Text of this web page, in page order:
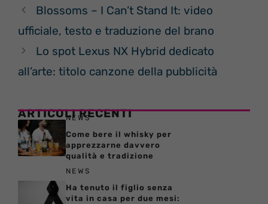
Blossoms – I Can’t Stand It: video
ufficiale, testo e traduzione del brano
Lo spot Lexus NX Hybrid dedicato
all’arte: titolo canzone della pubblicità
ARTICOLI RECENTI
NEWS
Come bere il whisky per
apprezzarne davvero
qualità e tradizione
NEWS
Ha tenuto il figlio senza
vita in casa per due mesi: